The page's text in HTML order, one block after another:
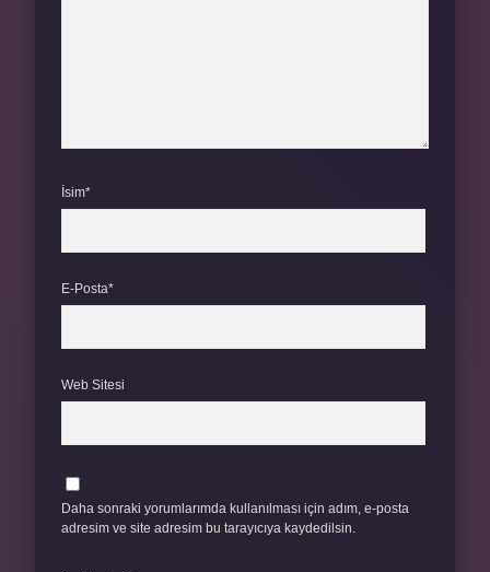
İsim*
E-Posta*
Web Sitesi
Daha sonraki yorumlarımda kullanılması için adım, e-posta
adresim ve site adresim bu tarayıcıya kaydedilsin.